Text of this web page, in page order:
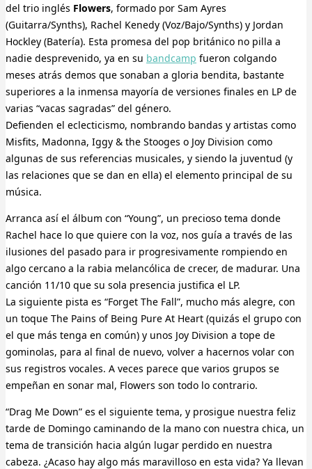
del trio inglés Flowers, formado por Sam Ayres
(Guitarra/Synths), Rachel Kenedy (Voz/Bajo/Synths) y Jordan
Hockley (Batería). Esta promesa del pop británico no pilla a
nadie desprevenido, ya en su bandcamp fueron colgando
meses atrás demos que sonaban a gloria bendita, bastante
superiores a la inmensa mayoría de versiones finales en LP de
varias “vacas sagradas” del género.
Defienden el eclecticismo, nombrando bandas y artistas como
Misfits, Madonna, Iggy & the Stooges o Joy Division como
algunas de sus referencias musicales, y siendo la juventud (y
las relaciones que se dan en ella) el elemento principal de su
música.
Arranca así el álbum con “Young”, un precioso tema donde
Rachel hace lo que quiere con la voz, nos guía a través de las
ilusiones del pasado para ir progresivamente rompiendo en
algo cercano a la rabia melancólica de crecer, de madurar. Una
canción 11/10 que su sola presencia justifica el LP.
La siguiente pista es “Forget The Fall”, mucho más alegre, con
un toque The Pains of Being Pure At Heart (quizás el grupo con
el que más tenga en común) y unos Joy Division a tope de
gominolas, para al final de nuevo, volver a hacernos volar con
sus registros vocales. A veces parece que varios grupos se
empeñan en sonar mal, Flowers son todo lo contrario.
“Drag Me Down” es el siguiente tema, y prosigue nuestra feliz
tarde de Domingo caminando de la mano con nuestra chica, un
tema de transición hacia algún lugar perdido en nuestra
cabeza. ¿Acaso hay algo más maravilloso en esta vida? Ya llevan